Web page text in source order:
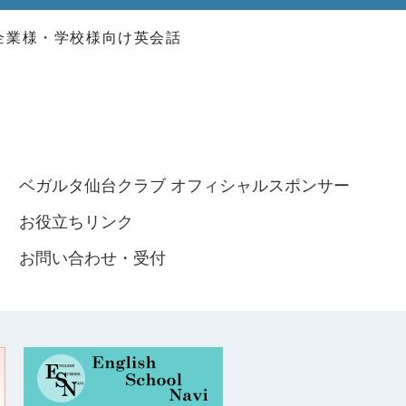
業様・学校様向け英会話
ベガルタ仙台クラブ オフィシャルスポンサー
お役立ちリンク
お問い合わせ・受付